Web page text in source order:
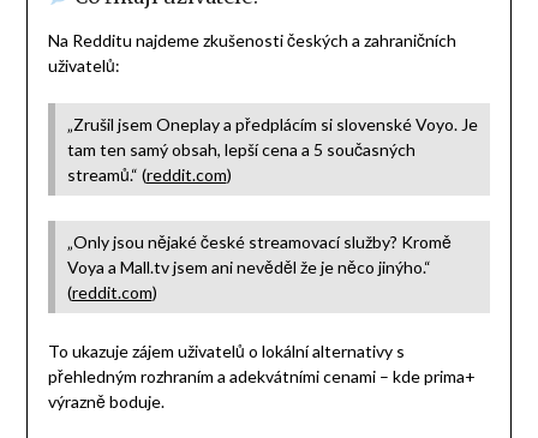
Na Redditu najdeme zkušenosti českých a zahraničních
uživatelů:
„Zrušil jsem Oneplay a předplácím si slovenské Voyo. Je
tam ten samý obsah, lepší cena a 5 současných
streamů.“ (reddit.com)
„Only jsou nějaké české streamovací služby? Kromě
Voya a Mall.tv jsem ani nevěděl že je něco jinýho.“
(reddit.com)
To ukazuje zájem uživatelů o lokální alternativy s
přehledným rozhraním a adekvátními cenami – kde prima+
výrazně boduje.